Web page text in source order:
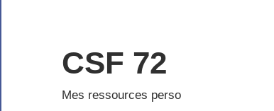
content
CSF 72
Mes ressources perso